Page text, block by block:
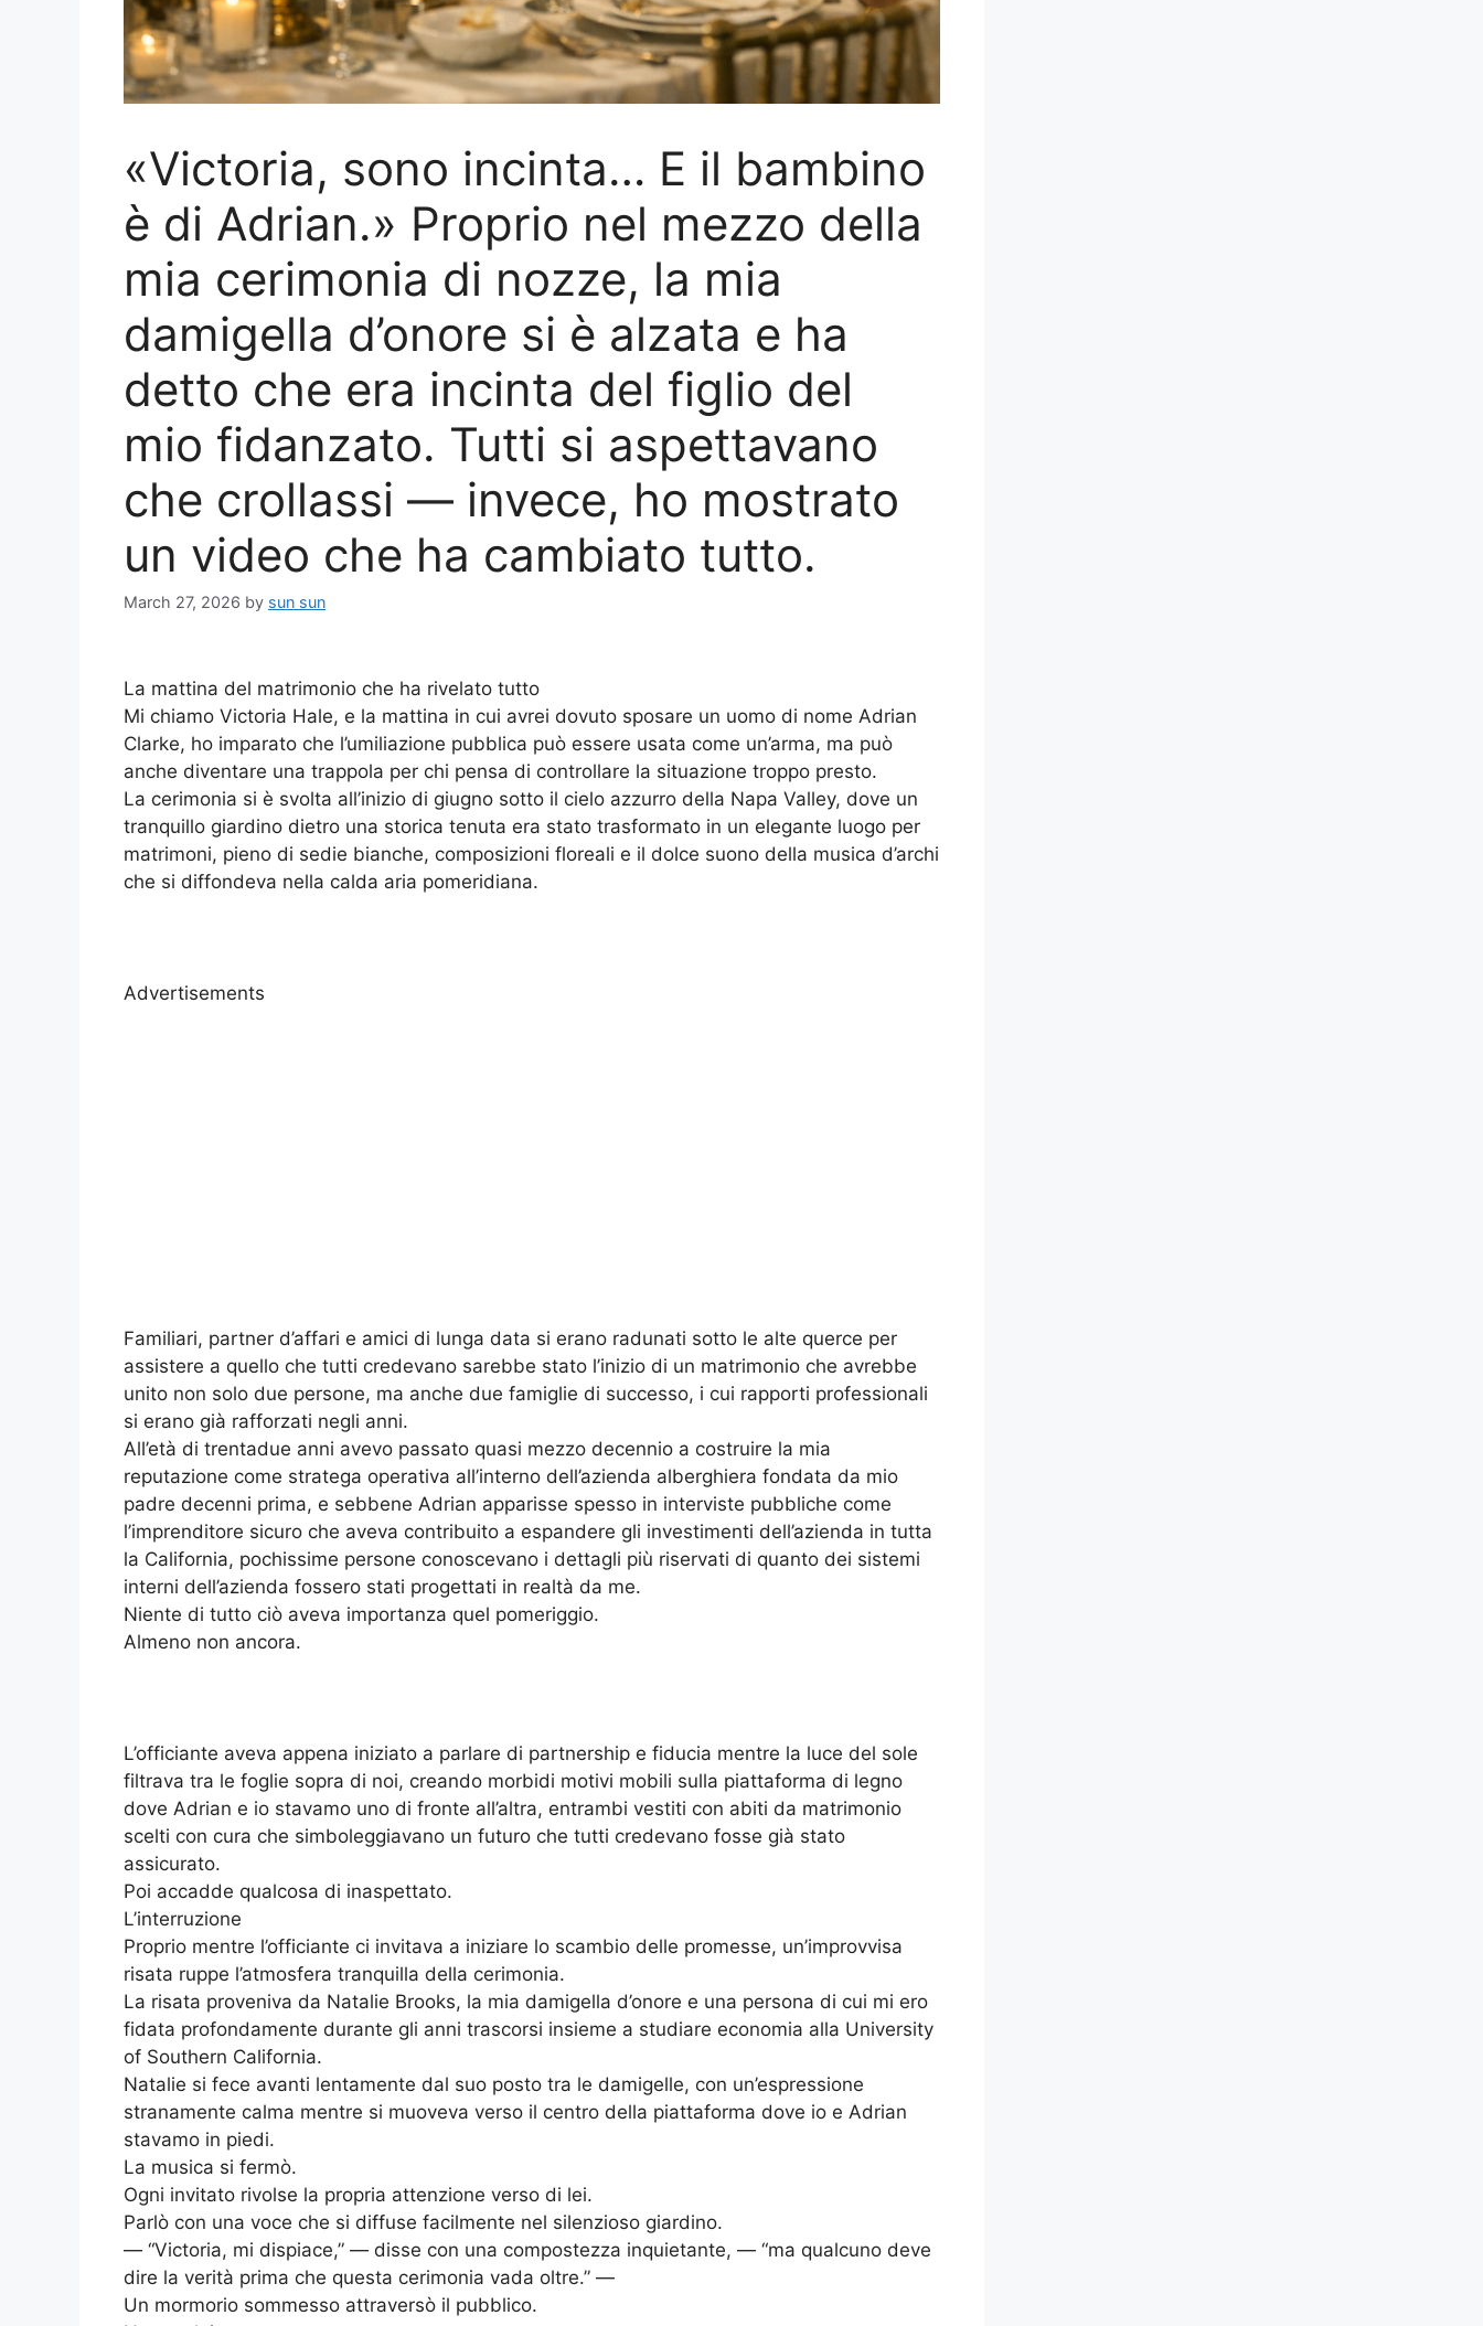
«Victoria, sono incinta… E il bambino
è di Adrian.» Proprio nel mezzo della
mia cerimonia di nozze, la mia
damigella d’onore si è alzata e ha
detto che era incinta del figlio del
mio fidanzato. Tutti si aspettavano
che crollassi — invece, ho mostrato
un video che ha cambiato tutto.
March 27, 2026 by sun sun
La mattina del matrimonio che ha rivelato tutto
Mi chiamo Victoria Hale, e la mattina in cui avrei dovuto sposare un uomo di nome Adrian
Clarke, ho imparato che l’umiliazione pubblica può essere usata come un’arma, ma può
anche diventare una trappola per chi pensa di controllare la situazione troppo presto.
La cerimonia si è svolta all’inizio di giugno sotto il cielo azzurro della Napa Valley, dove un
tranquillo giardino dietro una storica tenuta era stato trasformato in un elegante luogo per
matrimoni, pieno di sedie bianche, composizioni floreali e il dolce suono della musica d’archi
che si diffondeva nella calda aria pomeridiana.
Advertisements
Familiari, partner d’affari e amici di lunga data si erano radunati sotto le alte querce per
assistere a quello che tutti credevano sarebbe stato l’inizio di un matrimonio che avrebbe
unito non solo due persone, ma anche due famiglie di successo, i cui rapporti professionali
si erano già rafforzati negli anni.
All’età di trentadue anni avevo passato quasi mezzo decennio a costruire la mia
reputazione come stratega operativa all’interno dell’azienda alberghiera fondata da mio
padre decenni prima, e sebbene Adrian apparisse spesso in interviste pubbliche come
l’imprenditore sicuro che aveva contribuito a espandere gli investimenti dell’azienda in tutta
la California, pochissime persone conoscevano i dettagli più riservati di quanto dei sistemi
interni dell’azienda fossero stati progettati in realtà da me.
Niente di tutto ciò aveva importanza quel pomeriggio.
Almeno non ancora.
L’officiante aveva appena iniziato a parlare di partnership e fiducia mentre la luce del sole
filtrava tra le foglie sopra di noi, creando morbidi motivi mobili sulla piattaforma di legno
dove Adrian e io stavamo uno di fronte all’altra, entrambi vestiti con abiti da matrimonio
scelti con cura che simboleggiavano un futuro che tutti credevano fosse già stato
assicurato.
Poi accadde qualcosa di inaspettato.
L’interruzione
Proprio mentre l’officiante ci invitava a iniziare lo scambio delle promesse, un’improvvisa
risata ruppe l’atmosfera tranquilla della cerimonia.
La risata proveniva da Natalie Brooks, la mia damigella d’onore e una persona di cui mi ero
fidata profondamente durante gli anni trascorsi insieme a studiare economia alla University
of Southern California.
Natalie si fece avanti lentamente dal suo posto tra le damigelle, con un’espressione
stranamente calma mentre si muoveva verso il centro della piattaforma dove io e Adrian
stavamo in piedi.
La musica si fermò.
Ogni invitato rivolse la propria attenzione verso di lei.
Parlò con una voce che si diffuse facilmente nel silenzioso giardino.
— “Victoria, mi dispiace,” — disse con una compostezza inquietante, — “ma qualcuno deve
dire la verità prima che questa cerimonia vada oltre.” —
Un mormorio sommesso attraversò il pubblico.